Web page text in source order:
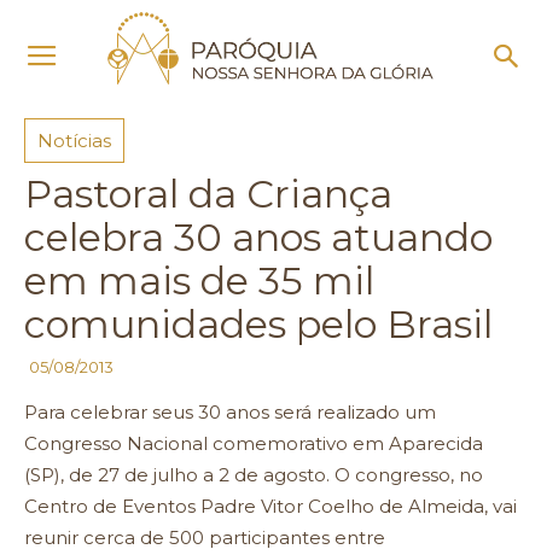
Notícias
Notícias
Pastoral da Criança
celebra 30 anos atuando
em mais de 35 mil
comunidades pelo Brasil
05/08/2013
Para celebrar seus 30 anos será realizado um
Congresso Nacional comemorativo em Aparecida
(SP), de 27 de julho a 2 de agosto. O congresso, no
Centro de Eventos Padre Vitor Coelho de Almeida, vai
reunir cerca de 500 participantes entre